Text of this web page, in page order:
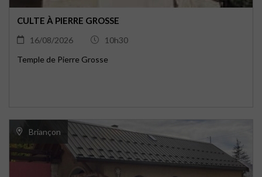
CULTE À PIERRE GROSSE
16/08/2026
10h30
Temple de Pierre Grosse
Briançon